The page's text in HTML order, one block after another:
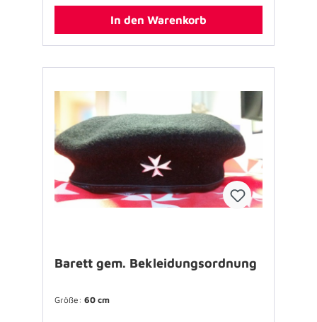
In den Warenkorb
Barett gem. Bekleidungsordnung
Größe: 60 cm